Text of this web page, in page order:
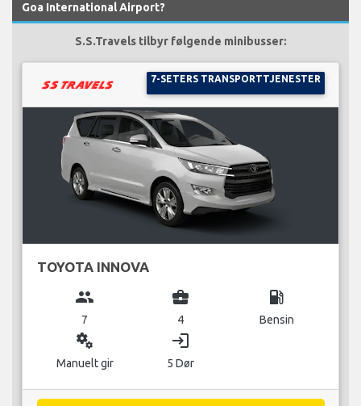
Goa International Airport?
S.S.Travels tilbyr følgende minibusser:
7-SETERS TRANSPORTTJENESTER
TOYOTA INNOVA
group
7
business_center
4
local_gas_station
Bensin
miscellaneous_services
Manuelt gir
login
5 Dør